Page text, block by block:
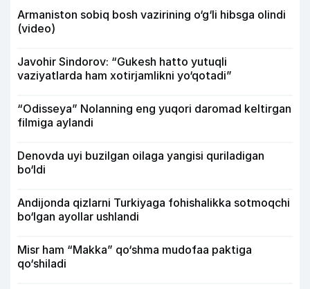
Armaniston sobiq bosh vazirining o‘g‘li hibsga olindi
(video)
Javohir Sindorov: “Gukesh hatto yutuqli
vaziyatlarda ham xotirjamlikni yo‘qotadi”
“Odisseya” Nolanning eng yuqori daromad keltirgan
filmiga aylandi
Denovda uyi buzilgan oilaga yangisi quriladigan
bo‘ldi
Andijonda qizlarni Turkiyaga fohishalikka sotmoqchi
bo‘lgan ayollar ushlandi
Misr ham “Makka” qo‘shma mudofaa paktiga
qo‘shiladi